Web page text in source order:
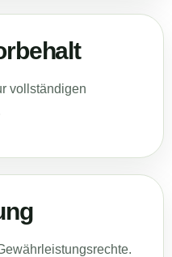
vollständigen